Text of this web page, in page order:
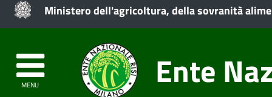
Ministero dell'agricoltura, della sovranità
MENU Ente